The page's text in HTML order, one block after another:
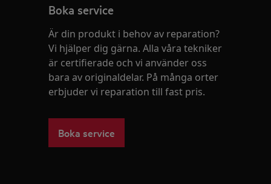
Boka service
Är din produkt i behov av reparation?
Vi hjälper dig gärna. Alla våra tekniker
är certifierade och vi använder oss
bara av originaldelar. På många orter
erbjuder vi reparation till fast pris.
Boka service